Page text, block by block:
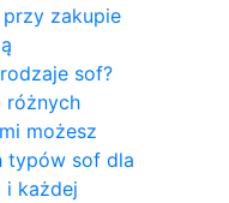
zakupie
sof?
różnych
możesz
typów sof dla
i każdej